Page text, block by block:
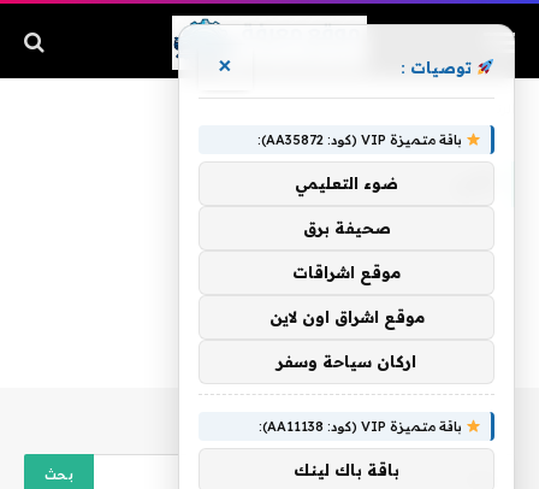
توصيات : ×
باقة متميزة VIP (كود: AA35872):
ضوء التعليمي
صحيفة برق
موقع اشراقات
موقع اشراق اون لاين
اركان سياحة وسفر
باقة متميزة VIP (كود: AA11138):
باقة باك لينك